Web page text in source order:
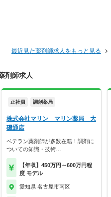
最近見た薬剤師求人をもっと見る
剤師求人
正社員 調剤薬局
株式会社マリン マリン薬局 大
磯通店
ベテラン薬剤師が多数在籍！調剤に
ついての知識・技術…
【年収】450万円～600万円程
度 モデル
愛知県 名古屋市南区